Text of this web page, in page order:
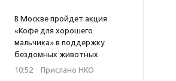
В Москве пройдет акция
«Кофе для хорошего
мальчика» в поддержку
бездомных животных
10:52 · Прислано НКО